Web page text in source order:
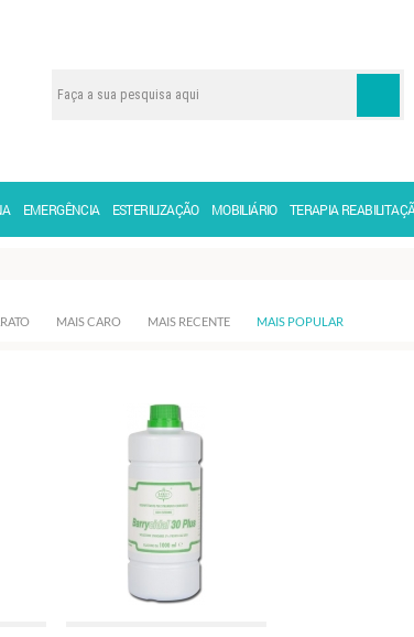
EMERGÊNCIA ESTERILIZAÇÃO MOBILIÁRIO TERAPIA
MAIS CARO MAIS RECENTE MAIS POPULAR
ADICIONAR